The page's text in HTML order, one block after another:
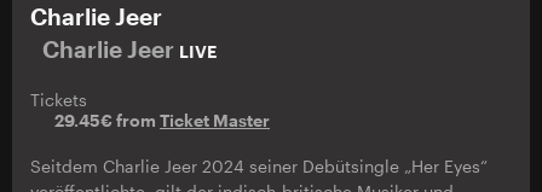
Charlie Jeer
Charlie Jeer LIVE
Tickets
29.45€ from Ticket Master
Seitdem Charlie Jeer 2024 seiner Debütsingle „Her Eyes“